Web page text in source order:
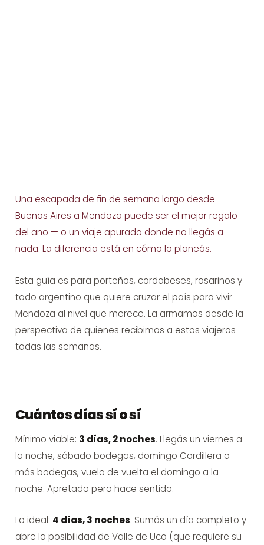
Una escapada de fin de semana largo desde
Buenos Aires a Mendoza puede ser el mejor regalo
del año — o un viaje apurado donde no llegás a
nada. La diferencia está en cómo lo planeás.
Esta guía es para porteños, cordobeses, rosarinos y
todo argentino que quiere cruzar el país para vivir
Mendoza al nivel que merece. La armamos desde la
perspectiva de quienes recibimos a estos viajeros
todas las semanas.
Cuántos días sí o sí
Mínimo viable: 3 días, 2 noches. Llegás un viernes a
la noche, sábado bodegas, domingo Cordillera o
más bodegas, vuelo de vuelta el domingo a la
noche. Apretado pero hace sentido.
Lo ideal: 4 días, 3 noches. Sumás un día completo y
abre la posibilidad de Valle de Uco (que requiere su